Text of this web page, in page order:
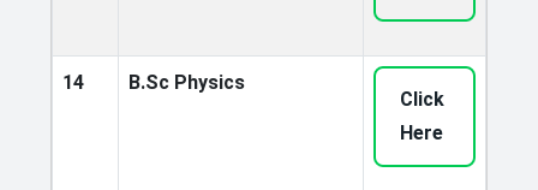
14 B.Sc Physics
Click
Here